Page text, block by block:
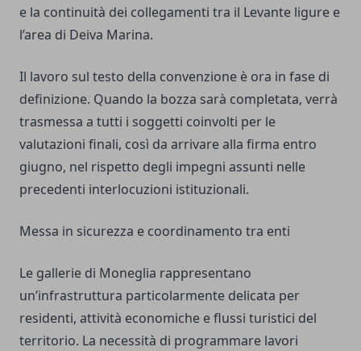
e la continuità dei collegamenti tra il Levante ligure e
l’area di Deiva Marina.
Il lavoro sul testo della convenzione è ora in fase di
definizione. Quando la bozza sarà completata, verrà
trasmessa a tutti i soggetti coinvolti per le
valutazioni finali, così da arrivare alla firma entro
giugno, nel rispetto degli impegni assunti nelle
precedenti interlocuzioni istituzionali.
Messa in sicurezza e coordinamento tra enti
Le gallerie di Moneglia rappresentano
un’infrastruttura particolarmente delicata per
residenti, attività economiche e flussi turistici del
territorio. La necessità di programmare lavori